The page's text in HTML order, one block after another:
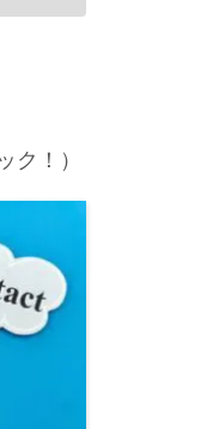
ク！）